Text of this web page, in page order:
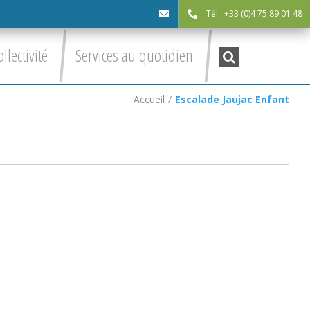
Tél : +33 (0)4 75 89 01 48
Services au quotidien Recherche
:
Accueil / Escalade Jaujac Enfant